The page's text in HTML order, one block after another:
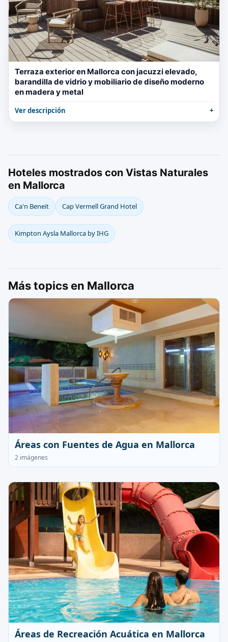
Terraza exterior en Mallorca con jacuzzi elevado,
barandilla de vidrio y mobiliario de diseño moderno
en madera y metal
Ver descripción
Hoteles mostrados con Vistas Naturales
en Mallorca
Ca'n Beneït Cap Vermell Grand Hotel
Kimpton Aysla Mallorca by IHG
Más topics en Mallorca
Áreas con Fuentes de Agua en Mallorca
2 imágenes
Áreas de Recreación Acuática en Mallorca